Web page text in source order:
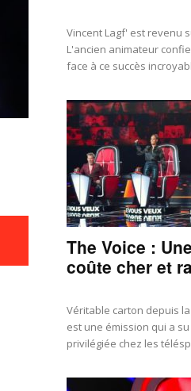
Vincent Lagf' est revenu
L'ancien animateur
face à ce succès
The Voice :
coûte cher et
Véritable carton depuis
est une émission qui a
privilégiée chez les